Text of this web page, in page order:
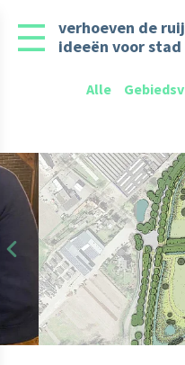
verhoeven de
ideeën voor stad
Alle
Previous